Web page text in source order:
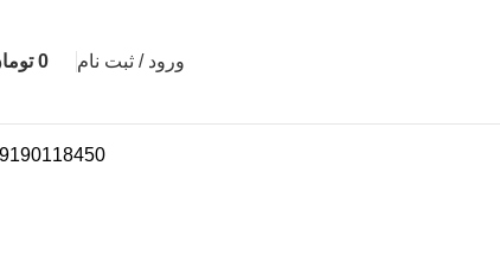
ورود / ثبت نام 0